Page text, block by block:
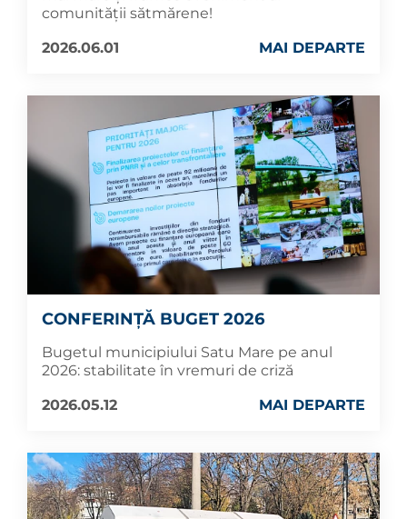
comunității sătmărene!
2026.06.01
MAI DEPARTE
CONFERINȚĂ BUGET 2026
Bugetul municipiului Satu Mare pe anul
2026: stabilitate în vremuri de criză
2026.05.12
MAI DEPARTE